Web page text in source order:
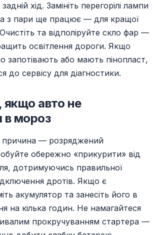
хід. Замініть перегорілі лампи
з пари ще працює — для кращої
Очистіть та відполіруйте скло фар —
освітлення дороги. Якщо
запотівають або мають пінопласт,
до сервісу для діагностики.
авто не
в мороз
— розряджений
обережно «прикурити» від
дотримуючись правильної
дротів. Якщо є
акумулятор та занесіть його в
на кілька годин. Не намагайтеся
прокручуванням стартера —